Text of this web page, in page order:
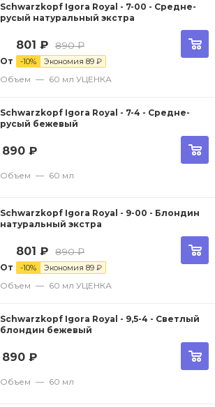
Schwarzkopf Igora Royal - 7-00 - Средне-
русый натуральный экстра
От
801 ₽ 890₽
-10% Экономия 89 ₽
Объем — 60 мл УЦЕНКА
Schwarzkopf Igora Royal - 7-4 - Средне-
русый бежевый
890 ₽
Объем — 60 мл
Schwarzkopf Igora Royal - 9-00 - Блондин
натуральный экстра
От
801 ₽ 890₽
-10% Экономия 89 ₽
Объем — 60 мл УЦЕНКА
Schwarzkopf Igora Royal - 9,5-4 - Светлый
блондин бежевый
890 ₽
Объем — 60 мл